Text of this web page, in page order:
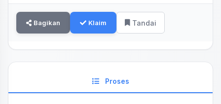
Bagikan Klaim Tandai
Proses